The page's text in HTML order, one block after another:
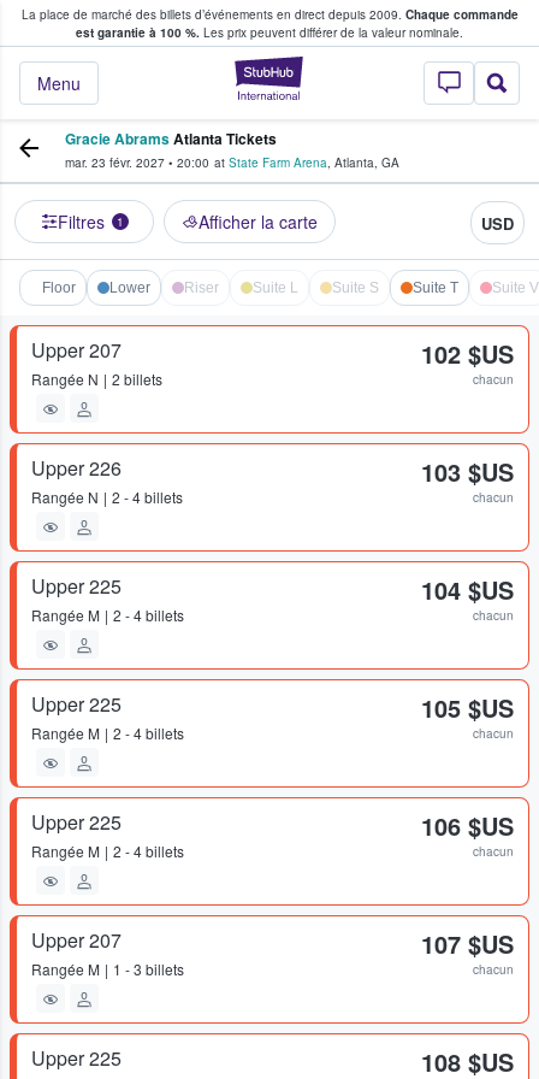
La place de marché des billets d’événements en direct depuis 2009. Chaque commande
est garantie à 100 %. Les prix peuvent différer de la valeur nominale.
StubHub - Où
Menu
fans achètent et vendent des billets
Gracie AbramsAtlanta Tickets
mar. 23 févr. 2027 • 20:00 at State Farm Arena, Atlanta, GA
Filtres 1 Afficher la carte USD
Floor Lower Riser Suite L Suite S Suite T Suite V
Upper 207
Rangée N 2 billets
102 $US
chacun
Upper 226
Rangée N 2 - 4 billets
103 $US
chacun
Upper 225
Rangée M 2 - 4 billets
104 $US
chacun
Upper 225
Rangée M 2 - 4 billets
105 $US
chacun
Upper 225
Rangée M 2 - 4 billets
106 $US
chacun
Upper 207
Rangée M 1 - 3 billets
107 $US
chacun
Upper 225 108 $US